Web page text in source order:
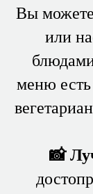
Вы
или
меню
📸